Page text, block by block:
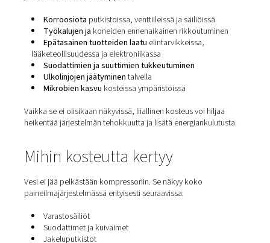
Märkäpaineilman
piilokustannukset
Paineilman kosteus voi aiheuttaa pitkän listan
joista monet ovat hintalappuisia:
Korroosiotaputkistoissa, venttiileissä ja säiliöissä